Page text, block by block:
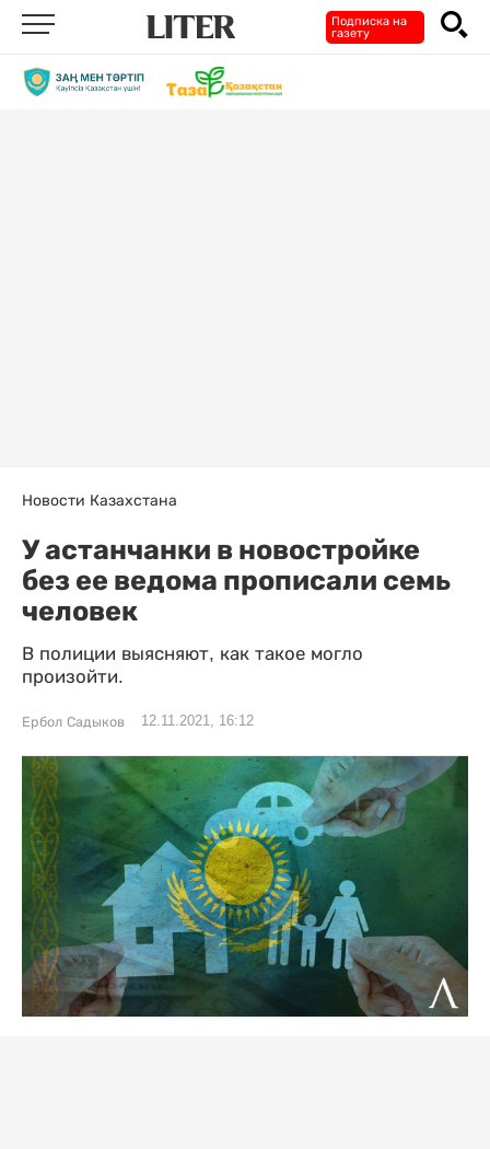
Подписка на
газету
Новости Казахстана
У астанчанки в новостройке
без ее ведома прописали семь
человек
В полиции выясняют, как такое могло
произойти.
Ербол Садыков 12.11.2021, 16:12